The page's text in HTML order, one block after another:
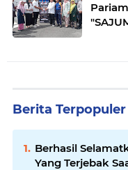
Berita Terpopuler
Berhasil
Yang Terjebak